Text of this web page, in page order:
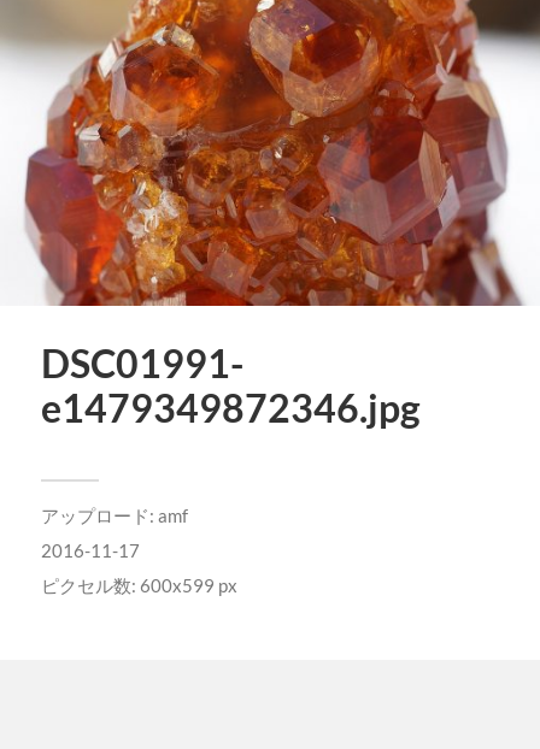
DSC01991-
e1479349872346.jpg
アップロード: amf
2016-11-17
ピクセル数: 600x599 px